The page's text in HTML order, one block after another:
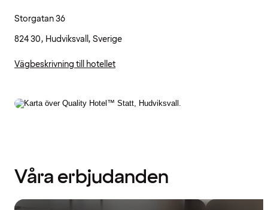
Storgatan 36
824 30, Hudviksvall, Sverige
Vägbeskrivning till hotellet
Våra erbjudanden